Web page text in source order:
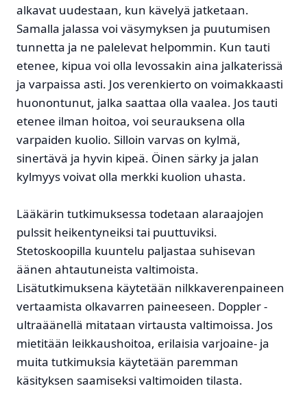
alkavat uudestaan, kun kävelyä jatketaan.
Samalla jalassa voi väsymyksen ja puutumisen
tunnetta ja ne palelevat helpommin. Kun tauti
etenee, kipua voi olla levossakin aina jalkaterissä
ja varpaissa asti. Jos verenkierto on voimakkaasti
huonontunut, jalka saattaa olla vaalea. Jos tauti
etenee ilman hoitoa, voi seurauksena olla
varpaiden kuolio. Silloin varvas on kylmä,
sinertävä ja hyvin kipeä. Öinen särky ja jalan
kylmyys voivat olla merkki kuolion uhasta.
Lääkärin tutkimuksessa todetaan alaraajojen
pulssit heikentyneiksi tai puuttuviksi.
Stetoskoopilla kuuntelu paljastaa suhisevan
äänen ahtautuneista valtimoista.
Lisätutkimuksena käytetään nilkkaverenpaineen
vertaamista olkavarren paineeseen. Doppler -
ultraäänellä mitataan virtausta valtimoissa. Jos
mietitään leikkaushoitoa, erilaisia varjoaine- ja
muita tutkimuksia käytetään paremman
käsityksen saamiseksi valtimoiden tilasta.